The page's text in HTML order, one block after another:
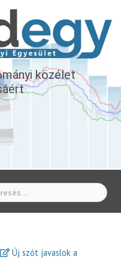
közélet
Új szót javaslok a